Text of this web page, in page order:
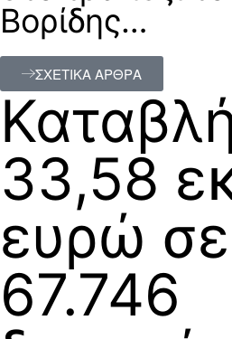
Βορίδης…
ΣΧΕΤΙΚΑ ΑΡΘΡΑ
33,58
ευρώ σε
67.746